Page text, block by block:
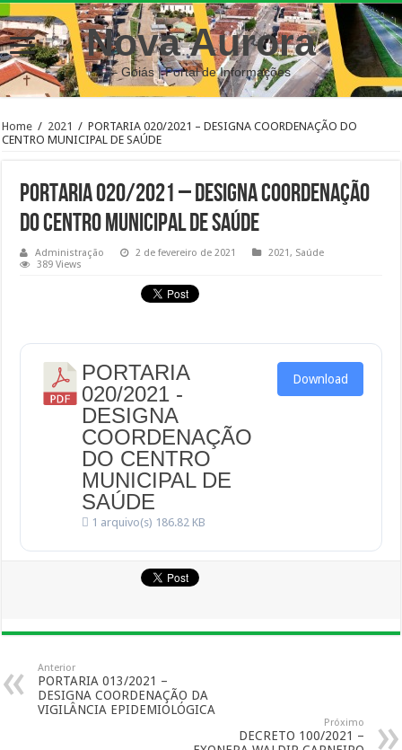
Nova Aurora
– Goiás | Portal de Informações
Home / 2021 / PORTARIA 020/2021 – DESIGNA COORDENAÇÃO DO
CENTRO MUNICIPAL DE SAÚDE
PORTARIA 020/2021 – DESIGNA COORDENAÇÃO
DO CENTRO MUNICIPAL DE SAÚDE
Administração 2 de fevereiro de 2021 2021, Saúde
389 Views
PORTARIA
020/2021 -
DESIGNA
COORDENAÇÃO
DO CENTRO
MUNICIPAL DE
SAÚDE
1 arquivo(s) 186.82 KB
Download
Anterior
PORTARIA 013/2021 –
DESIGNA COORDENAÇÃO DA
VIGILÂNCIA EPIDEMIOLÓGICA
Próximo
DECRETO 100/2021 –